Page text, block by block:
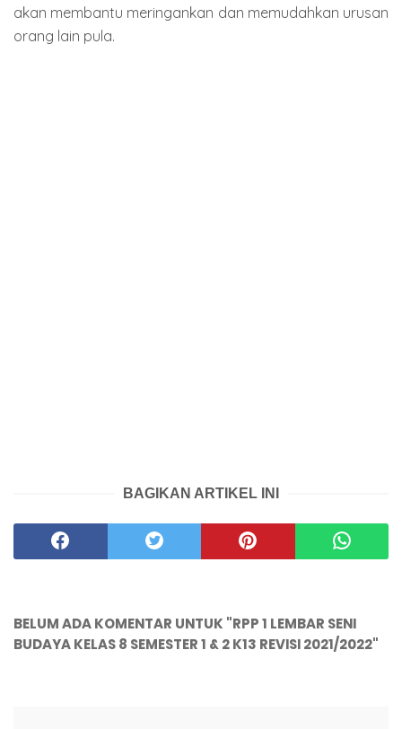
akan membantu meringankan dan memudahkan urusan
orang lain pula.
BAGIKAN ARTIKEL INI
BELUM ADA KOMENTAR UNTUK "RPP 1 LEMBAR SENI
BUDAYA KELAS 8 SEMESTER 1 & 2 K13 REVISI 2021/2022"